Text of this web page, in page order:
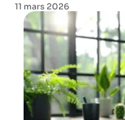
11 mars 2026